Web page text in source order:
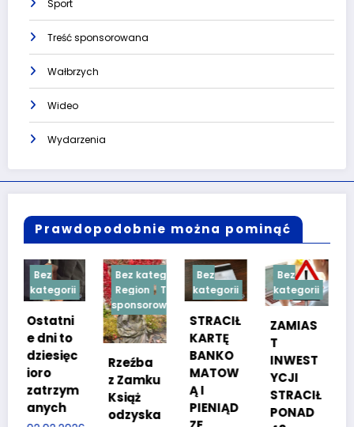
Sport
Treść sponsorowana
Wałbrzych
Wideo
Wydarzenia
Prawdopodobnie można pominąć
Bez kategorii
Region
Treść
sponsorowana
Rzeźba
z Zamku
Książ
odzyska
Bez
kategorii
STRACIŁ
KARTĘ
BANKO
MATOW
Ą I
PIENIĄD
Bez
kategorii
ZAMIAS
T
INWEST
YCJI
STRACIŁ
PONAD
Bez
kategorii
TESTY
NOŚCIO
WE DLA
KANDYD
ATÓW